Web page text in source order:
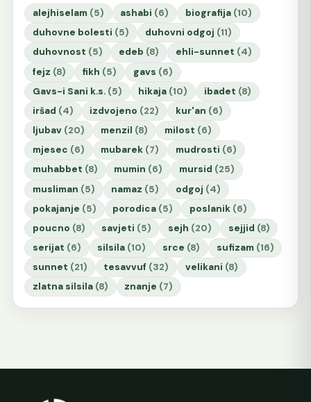
alejhiselam (5) ashabi (6) biografija (10)
duhovne bolesti (5) duhovni odgoj (11)
duhovnost (5) edeb (8) ehli-sunnet (4)
fejz (8) fikh (5) gavs (6)
Gavs-i Sani k.s. (5) hikaja (10) ibadet (8)
iršad (4) izdvojeno (22) kur'an (6)
ljubav (20) menzil (8) milost (6)
mjesec (6) mubarek (7) mudrosti (6)
muhabbet (8) mumin (6) mursid (25)
musliman (5) namaz (5) odgoj (4)
pokajanje (5) porodica (5) poslanik (6)
poucno (8) savjeti (5) sejh (20) sejjid (8)
serijat (6) silsila (10) srce (8) sufizam (16)
sunnet (21) tesavvuf (32) velikani (8)
zlatna silsila (8) znanje (7)